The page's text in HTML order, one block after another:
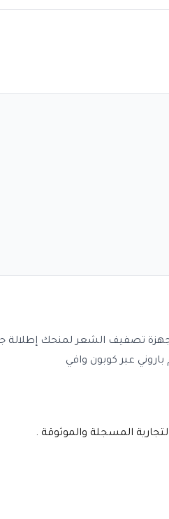
تصفيف الشعر لمنحك إطلالة